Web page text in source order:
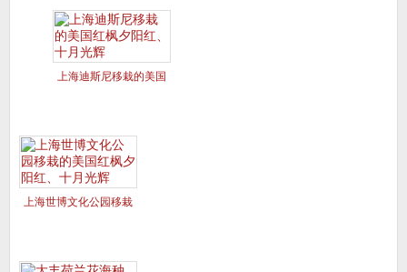
上海迪斯尼移栽的美国
上海世博文化公园移栽